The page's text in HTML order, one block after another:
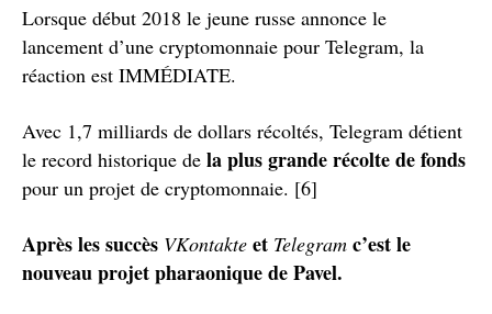
Lorsque début 2018 le jeune russe annonce le
lancement d’une cryptomonnaie pour Telegram, la
réaction est IMMÉDIATE.
Avec 1,7 milliards de dollars récoltés, Telegram détient
le record historique de la plus grande récolte de fonds
pour un projet de cryptomonnaie. [6]
Après les succès VKontakte et Telegram c’est le
nouveau projet pharaonique de Pavel.